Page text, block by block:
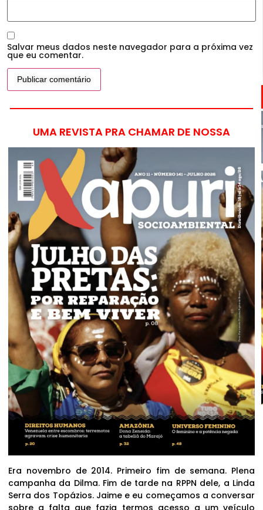
Salvar meus dados neste navegador para a próxima vez
que eu comentar.
UMA REVISTA PRA CHAMAR DE NOSSA
Era novembro de 2014. Primeiro fim de semana. Plena
campanha da Dilma. Fim de tarde na RPPN dele, a Linda
Serra dos Topázios. Jaime e eu começamos a conversar